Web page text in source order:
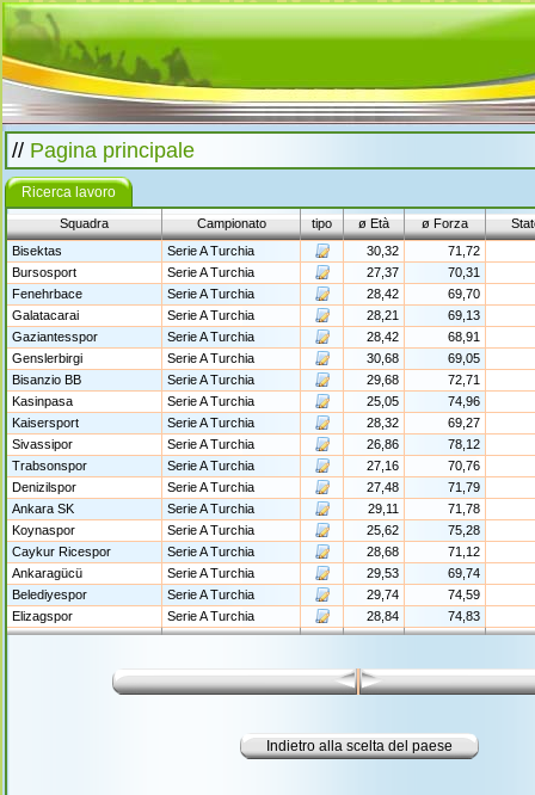
// Pagina principale
Ricerca lavoro
Squadra Campionato tipo ø Età ø Forza
Bisektas
Serie A Turchia 30,32
71,72
Bursosport
Serie A Turchia 27,37
70,31
Fenehrbace
Serie A Turchia 28,42
69,70
Galatacarai
Serie A Turchia 28,21
69,13
Gaziantesspor
Serie A Turchia 28,42
68,91
Genslerbirgi
Serie A Turchia 30,68
69,05
Bisanzio BB
Serie A Turchia 29,68
72,71
Kasinpasa
Serie A Turchia 25,05
74,96
Kaisersport
Serie A Turchia 28,32
69,27
Sivassipor
Serie A Turchia 26,86
78,12
Trabsonspor
Serie A Turchia 27,16
70,76
Denizilspor
Serie A Turchia 27,48
71,79
Ankara SK
Serie A Turchia 29,11
71,78
Koynaspor
Serie A Turchia 25,62
75,28
Caykur Ricespor
Serie A Turchia 28,68
71,12
Ankaragücü
Serie A Turchia 29,53
69,74
Belediyespor
Serie A Turchia 29,74
74,59
Elizagspor
Serie A Turchia 28,84 74,83